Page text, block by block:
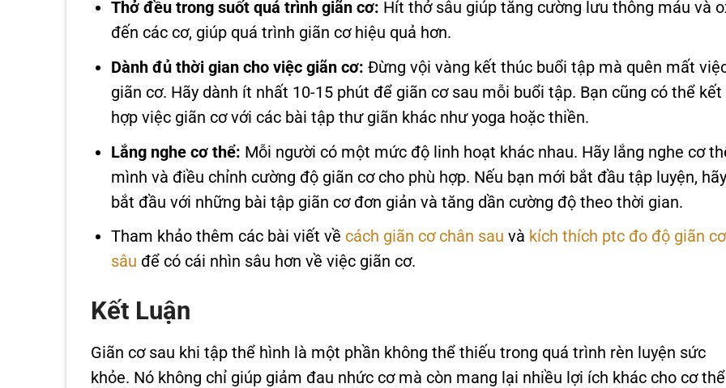
Thở đều trong suốt quá trình giãn cơ: Hít thở sâu giúp tăng cường lưu thông máu và
đến các cơ, giúp quá trình giãn cơ hiệu quả hơn.
Dành đủ thời gian cho việc giãn cơ: Đừng vội vàng kết thúc buổi tập mà quên mất
giãn cơ. Hãy dành ít nhất 10-15 phút để giãn cơ sau mỗi buổi tập. Bạn cũng có thể kết
hợp việc giãn cơ với các bài tập thư giãn khác như yoga hoặc thiền.
Lắng nghe cơ thể: Mỗi người có một mức độ linh hoạt khác nhau. Hãy lắng nghe cơ
mình và điều chỉnh cường độ giãn cơ cho phù hợp. Nếu bạn mới bắt đầu tập luyện, hãy
bắt đầu với những bài tập giãn cơ đơn giản và tăng dần cường độ theo thời gian.
Tham khảo thêm các bài viết về cách giãn cơ chân sau và kích thích ptc đo độ giãn cơ
sâu để có cái nhìn sâu hơn về việc giãn cơ.
Kết Luận
Giãn cơ sau khi tập thể hình là một phần không thể thiếu trong quá trình rèn luyện sức
khỏe. Nó không chỉ giúp giảm đau nhức cơ mà còn mang lại nhiều lợi ích khác cho cơ